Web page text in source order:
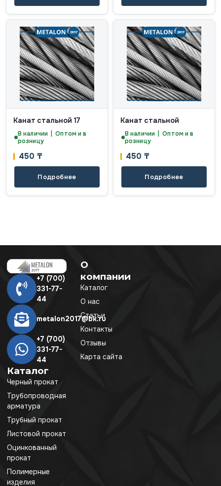
Канат стальной 17
В наличии | Оптом и в
розницу
450 ₸
Подробнее
Канат стальной
В наличии | Оптом и в
розницу
450 ₸
Подробнее
+7 (700)
331-77-
44
metalon2017@bk.ru
+7 (700)
331-77-
44
Каталог
Черный прокат
Трубопроводная
арматура
Трубный прокат
Листовой прокат
Оцинкованный
прокат
Полимерные
изделия
О
компании
Каталог
О нас
Статьи
Контакты
Отзывы
Карта сайта